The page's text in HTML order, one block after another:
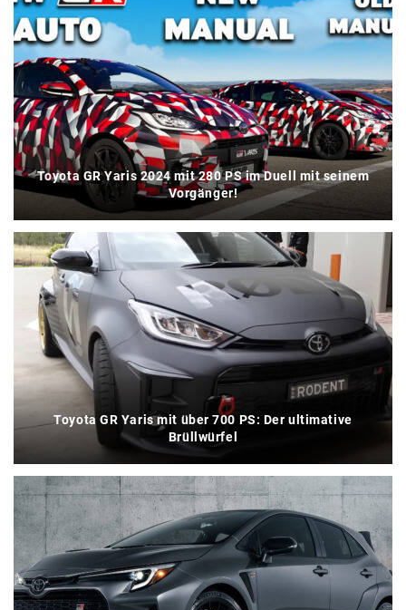
Toyota GR Yaris 2024 mit 280 PS im Duell mit seinem
Vorgänger!
Toyota GR Yaris mit über 700 PS: Der ultimative
Brüllwürfel